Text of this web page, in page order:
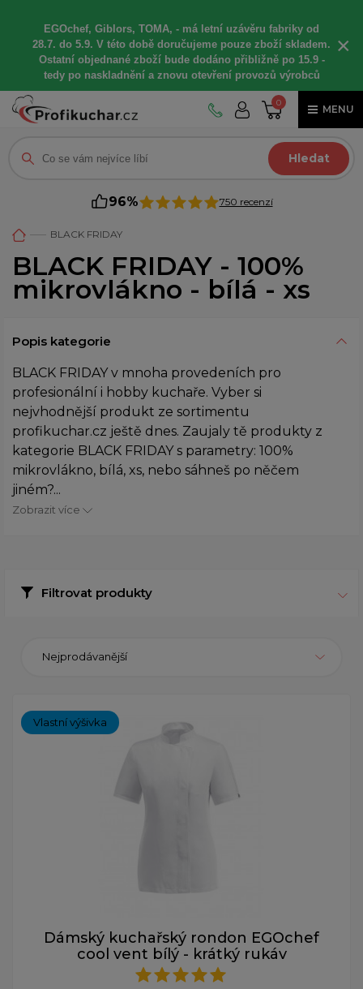
EGOchef, Giblors, TOMA, - má letní uzávěru fabriky od
28.7. do 5.9. V této době doručujeme pouze zboží skladem.
Ostatní objednané zboží bude dodáno přibližně po 15.9 -
tedy po naskladnění a znovu otevření provozů výrobců
×
0
MENU
Hledat
96% 750 recenzí
BLACK FRIDAY
BLACK FRIDAY - 100%
mikrovlákno - bílá - xs
Popis kategorie
BLACK FRIDAY v mnoha provedeních pro
profesionální i hobby kuchaře. Vyber si
nejvhodnější produkt ze sortimentu
profikuchar.cz ještě dnes. Zaujaly tě produkty z
kategorie BLACK FRIDAY s parametry: 100%
mikrovlákno, bílá, xs, nebo sáhneš po něčem
jiném?...
Zobrazit více
Filtrovat produkty
Nejprodávanější
Vlastní výšivka
Dámský kuchařský rondon EGOchef
cool vent bílý - krátký rukáv